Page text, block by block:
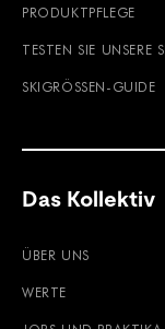
PRODUKTPFLEGE
TESTEN SIE UNSERE
SKIGRÖSSEN-GUIDE
Das Kollektiv
ÜBER UNS
WERTE